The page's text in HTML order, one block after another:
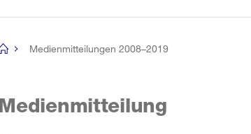
Medienmitteilungen 2008–2019